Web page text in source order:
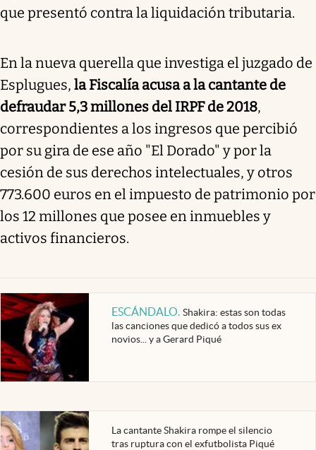
que presentó contra la liquidación tributaria.
En la nueva querella que investiga el juzgado de
Esplugues, la Fiscalía acusa a la cantante de
defraudar 5,3 millones del IRPF de 2018,
correspondientes a los ingresos que percibió
por su gira de ese año "El Dorado" y por la
cesión de sus derechos intelectuales, y otros
773.600 euros en el impuesto de patrimonio por
los 12 millones que posee en inmuebles y
activos financieros.
ESCÁNDALO. Shakira: estas son todas
las canciones que dedicó a todos sus ex
novios... y a Gerard Piqué
La cantante Shakira rompe el silencio
tras ruptura con el exfutbolista Piqué